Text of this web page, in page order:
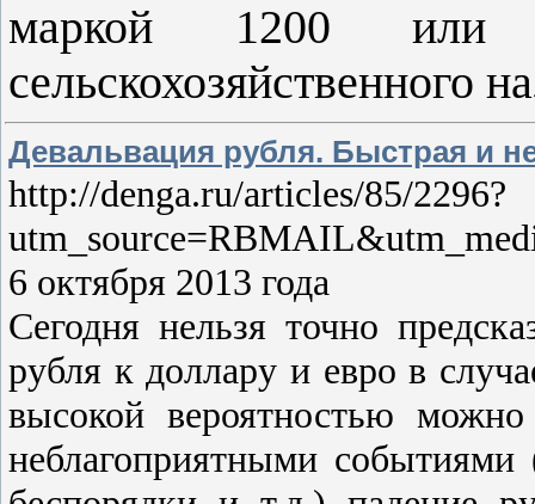
маркой 1200 или
сельскохозяйственного
Девальвация рубля. Быстрая и
http://denga.ru/articles/85/2296?
6 октября 2013 года
Сегодня нельзя точно
рубля к доллару и евро в
высокой вероятностью
неблагоприятными